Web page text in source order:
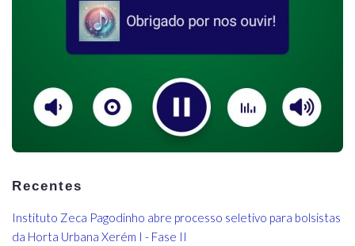
Recentes
Instituto Zeca Pagodinho abre processo seletivo para bolsistas
da Horta Urbana Xerém I - Fase II